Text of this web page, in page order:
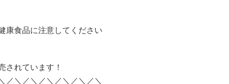
康食品に注意してください
されています！
／＼／＼／＼／＼／＼／＼